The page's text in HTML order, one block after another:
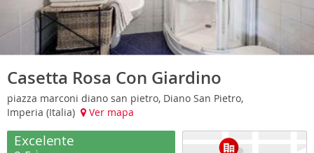
Casetta Rosa Con Giardino
piazza marconi diano san pietro, Diano San Pietro,
Imperia (Italia)
Ver mapa
Excelente